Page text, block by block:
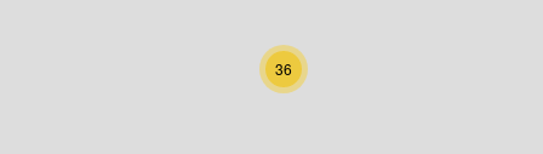
Niederösterreich
Oberösterreich
36